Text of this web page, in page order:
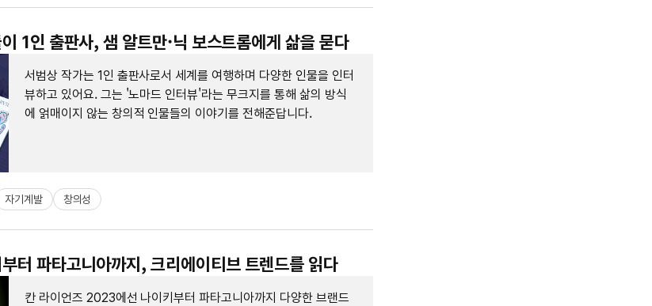
1인 출판사, 샘 알트만·닉 보스트롬에게 삶을 묻다
서범상 작가는 1인 출판사로서 세계를 여행하며 다양한 인물을 인터
뷰하고 있어요. 그는 '노마드 인터뷰'라는 무크지를 통해 삶의 방식
에 얽매이지 않는 창의적 인물들의 이야기를 전해준답니다.
자기계발 창의성
터 파타고니아까지, 크리에이티브 트렌드를 읽다
칸 라이언즈 2023에선 나이키부터 파타고니아까지 다양한 브랜드